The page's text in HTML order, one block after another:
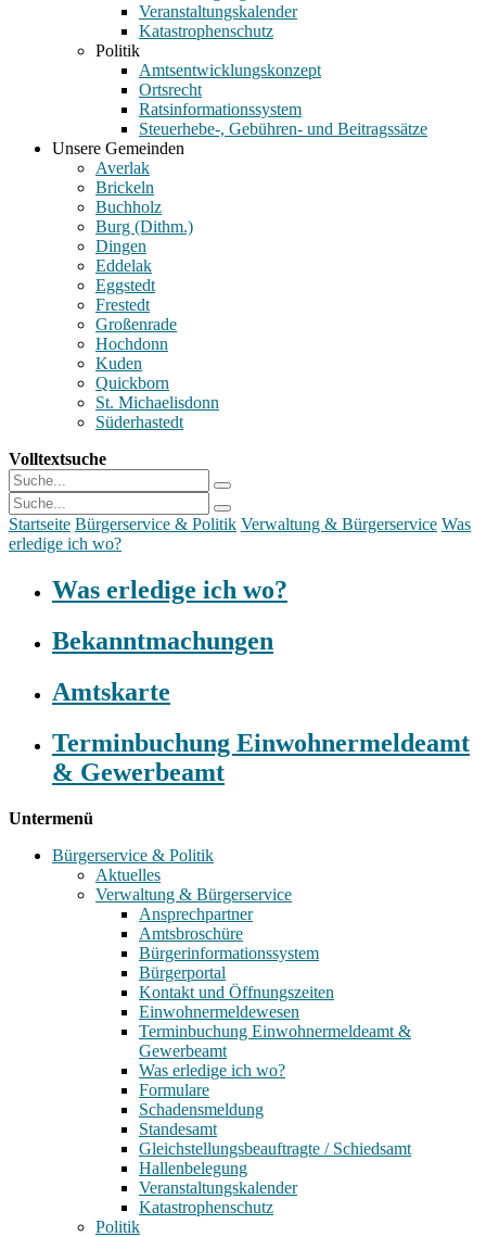
Veranstaltungskalender
Katastrophenschutz
Politik
Amtsentwicklungskonzept
Ortsrecht
Ratsinformationssystem
Steuerhebe-, Gebühren- und Beitragssätze
Unsere Gemeinden
Averlak
Brickeln
Buchholz
Burg (Dithm.)
Dingen
Eddelak
Eggstedt
Frestedt
Großenrade
Hochdonn
Kuden
Quickborn
St. Michaelisdonn
Süderhastedt
Volltextsuche
Startseite Bürgerservice & Politik Verwaltung & Bürgerservice Was
erledige ich wo?
Was erledige ich wo?
Bekanntmachungen
Amtskarte
Terminbuchung Einwohnermeldeamt
& Gewerbeamt
Untermenü
Bürgerservice & Politik
Aktuelles
Verwaltung & Bürgerservice
Ansprechpartner
Amtsbroschüre
Bürgerinformationssystem
Bürgerportal
Kontakt und Öffnungszeiten
Einwohnermeldewesen
Terminbuchung Einwohnermeldeamt &
Gewerbeamt
Was erledige ich wo?
Formulare
Schadensmeldung
Standesamt
Gleichstellungsbeauftragte / Schiedsamt
Hallenbelegung
Veranstaltungskalender
Katastrophenschutz
Politik